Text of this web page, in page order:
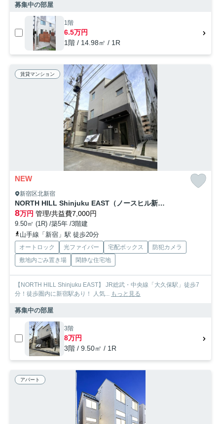
募集中の部屋
1階
6.5万円
1階 / 14.98㎡ / 1R
賃貸マンション
NEW
新宿区北新宿
NORTH HILL Shinjuku EAST（ノースヒル新宿イースト）
8万円 管理/共益費7,000円
9.50㎡ (1R) /築5年 /3階建
山手線「新宿」駅 徒歩20分
オートロック 光ファイバー 宅配ボックス
防犯カメラ
敷地内ごみ置き場
閑静な住宅地
【NORTH HILL Shinjuku EAST】 JR総武・中央線「大久保駅」徒歩7
分！徒歩圏内に新宿駅あり！ 人気... もっと見る
募集中の部屋
3階
8万円
3階 / 9.50㎡ / 1R
アパート